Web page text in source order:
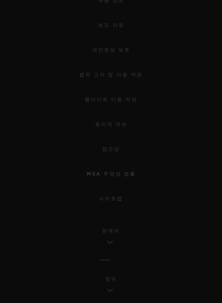
보도 자료
개인정보 보호
법적 고지 및 이용 약관
웹사이트 이용 약관
윤리적 약속
접근성
MSA 투명성 법률
사이트맵
한국어
영국